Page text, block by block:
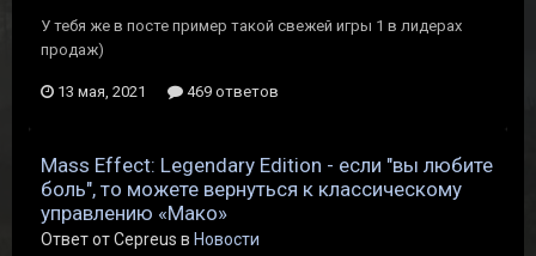
У тебя же в посте пример такой свежей игры 1 в лидерах
продаж)
13 мая, 2021 469 ответов
Mass Effect: Legendary Edition - если "вы любите
боль", то можете вернуться к классическому
управлению «Мако»
Ответ от Cepreus в Новости